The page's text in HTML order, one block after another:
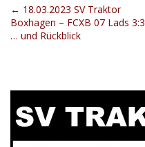
P
o
v
i
← 18.03.2023 SV Traktor
Boxhagen – FCXB 07 Lads 3:3
… und Rückblick